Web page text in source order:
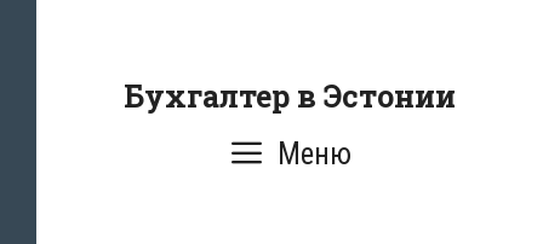
содержаниюБухгалтер в Эстонии
Меню